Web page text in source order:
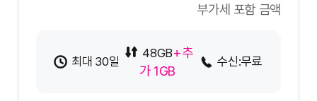
부가세 포함 금액
최대 30일
48GB+추
가 1GB
수신:무료